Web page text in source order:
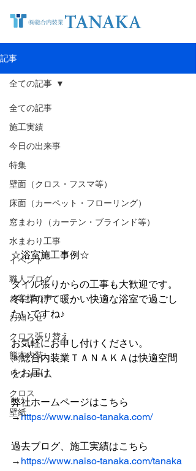
記事
全ての記事
施工実績
今日の出来事
特集
壁面（クロス・フスマ等）
床面（カーペット・フローリング）
窓まわり（カーテン・ブラインド等）
水まわり工事
イベント
職人ブログ
お客様の声
お知らせ
クロス張り替え
熊本内装
リフォーム
クロス
壁紙
全ての記事
☆浴室施工事例☆
タイル張りからの工事も大歓迎です。
冬に向けて暖かい快適な浴室で過ごし
たいですね♪
お気軽にお申し付けください。
㈱総合内装業ＴＡＮＡＫＡは快適空間
をお届け
弊社ホームページはこちら
→https://www.naiso-tanaka.com/
過去ブログ、施工実績はこちら
→ https://www.naiso-tanaka.com/tanaka